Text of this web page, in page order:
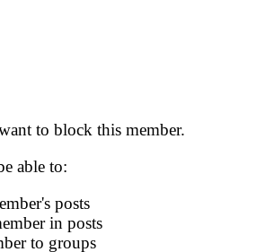
to block this member.
able to:
posts
in posts
to groups